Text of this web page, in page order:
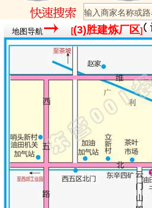
地图导航 [(3)胜建炼厂区]